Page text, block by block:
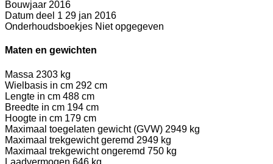
Bouwjaar 2016
Datum deel 1 29 jan 2016
Onderhoudsboekjes Niet opgegeven
Maten en gewichten
Massa 2303 kg
Wielbasis in cm 292 cm
Lengte in cm 488 cm
Breedte in cm 194 cm
Hoogte in cm 179 cm
Maximaal toegelaten gewicht (GVW) 2949 kg
Maximaal trekgewicht geremd 2949 kg
Maximaal trekgewicht ongeremd 750 kg
Laadvermogen 646 kg